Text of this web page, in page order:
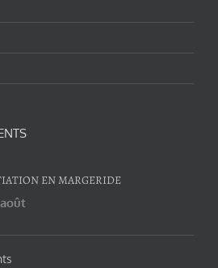
EN MARGERIDE